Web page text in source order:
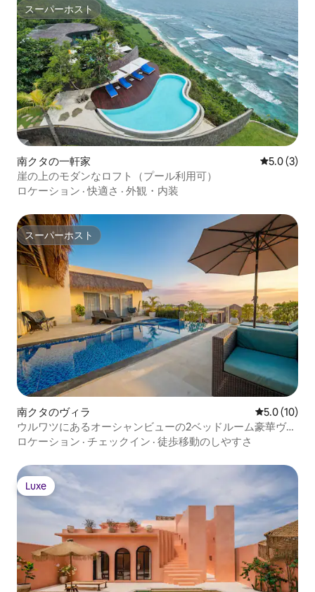
スーパーホスト
スーパーホスト
南クタの一軒家 レビュー3
5.0 (3)
崖の上のモダンなロフト（プール利用可）
ロケーション ·快適さ · 外観・内装
スーパーホスト
スーパーホスト
南クタのヴィラ レビュー10
5.0 (10)
ウルワツにあるオーシャンビューの2ベッドルーム豪華ヴィ
ラ（専用プール付き）
ロケーション · チェックイン · 徒歩移動のしやすさ
Luxe
Luxe